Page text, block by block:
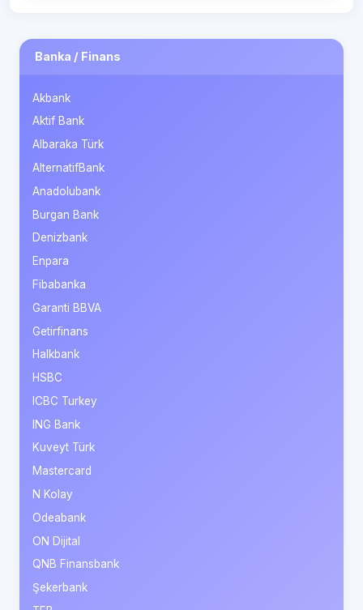
Banka / Finans
Akbank
Aktif Bank
Albaraka Türk
AlternatifBank
Anadolubank
Burgan Bank
Denizbank
Enpara
Fibabanka
Garanti BBVA
Getirfinans
Halkbank
HSBC
ICBC Turkey
ING Bank
Kuveyt Türk
Mastercard
N Kolay
Odeabank
ON Dijital
QNB Finansbank
Şekerbank